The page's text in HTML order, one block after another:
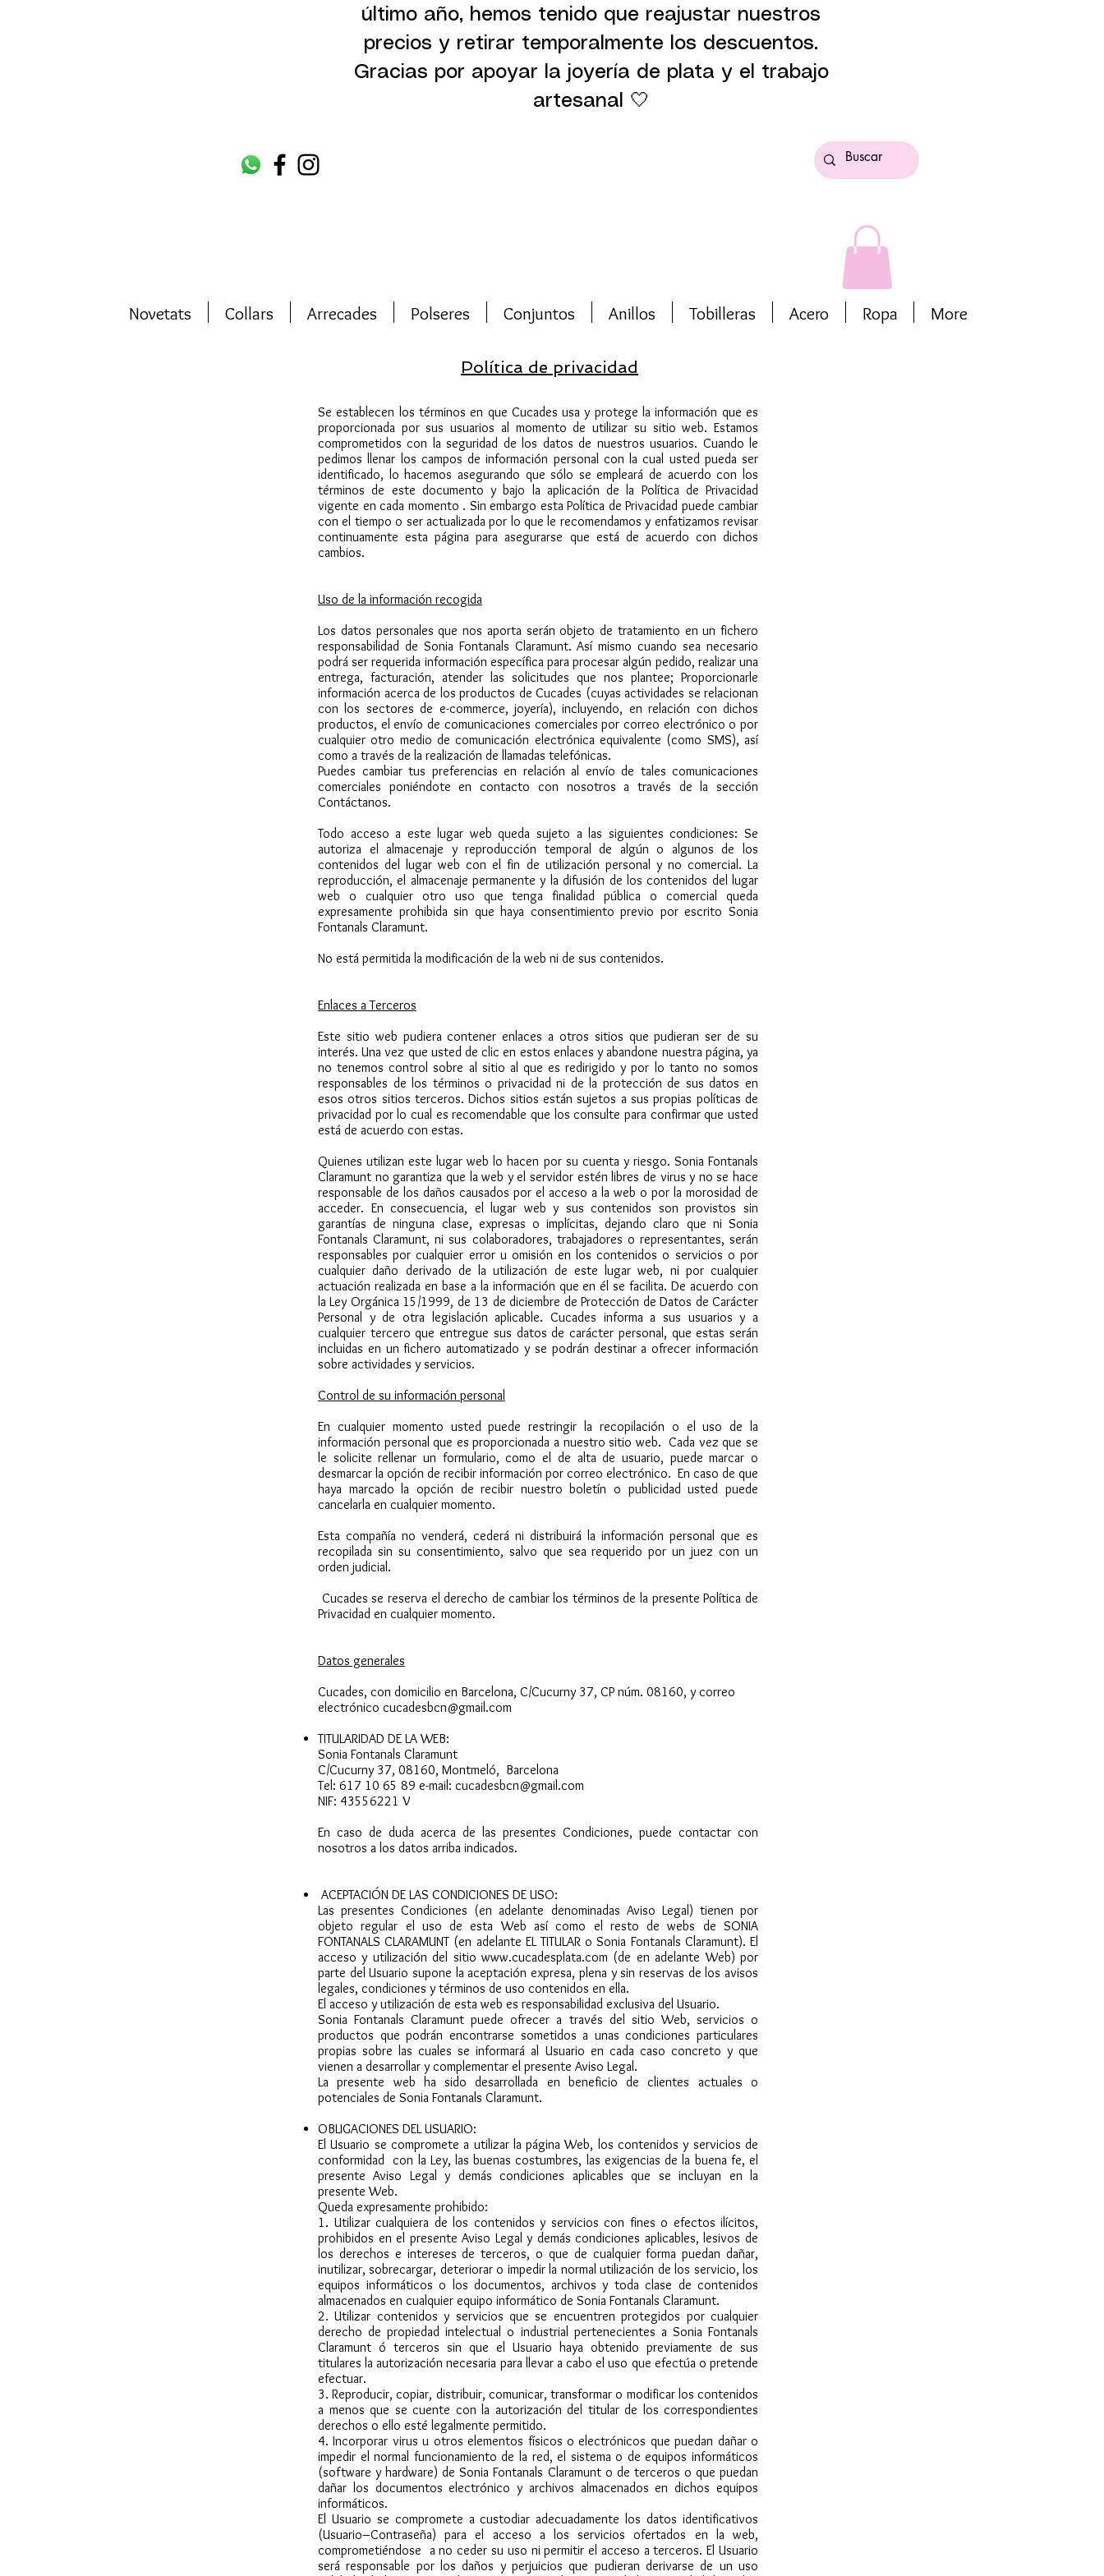
último año, hemos tenido que reajustar nuestros
precios y retirar temporalmente los descuentos.
Gracias por apoyar la joyería de plata y el trabajo
artesanal 🤍
Novetats Collars Arrecades Polseres Conjuntos Anillos Tobilleras Acero Ropa More
Política de privacidad
Se establecen los términos en que Cucades usa y protege la información que es
proporcionada por sus usuarios al momento de utilizar su sitio web. Estamos
comprometidos con la seguridad de los datos de nuestros usuarios. Cuando le
pedimos llenar los campos de información personal con la cual usted pueda ser
identificado, lo hacemos asegurando que sólo se empleará de acuerdo con los
términos de este documento y bajo la aplicación de la Política de Privacidad
vigente en cada momento . Sin embargo esta Política de Privacidad puede cambiar
con el tiempo o ser actualizada por lo que le recomendamos y enfatizamos revisar
continuamente esta página para asegurarse que está de acuerdo con dichos
cambios.
Uso de la información recogida
Los datos personales que nos aporta serán objeto de tratamiento en un fichero
responsabilidad de Sonia Fontanals Claramunt. Así mismo cuando sea necesario
podrá ser requerida información específica para procesar algún pedido, realizar una
entrega, facturación, atender las solicitudes que nos plantee; Proporcionarle
información acerca de los productos de Cucades (cuyas actividades se relacionan
con los sectores de e-commerce, joyería), incluyendo, en relación con dichos
productos, el envío de comunicaciones comerciales por correo electrónico o por
cualquier otro medio de comunicación electrónica equivalente (como SMS), así
como a través de la realización de llamadas telefónicas.
Puedes cambiar tus preferencias en relación al envío de tales comunicaciones
comerciales poniéndote en contacto con nosotros a través de la sección
Contáctanos.
Todo acceso a este lugar web queda sujeto a las siguientes condiciones: Se
autoriza el almacenaje y reproducción temporal de algún o algunos de los
contenidos del lugar web con el fin de utilización personal y no comercial. La
reproducción, el almacenaje permanente y la difusión de los contenidos del lugar
web o cualquier otro uso que tenga finalidad pública o comercial queda
expresamente prohibida sin que haya consentimiento previo por escrito Sonia
Fontanals Claramunt.
No está permitida la modificación de la web ni de sus contenidos.
Enlaces a Terceros
Este sitio web pudiera contener enlaces a otros sitios que pudieran ser de su
interés. Una vez que usted de clic en estos enlaces y abandone nuestra página, ya
no tenemos control sobre al sitio al que es redirigido y por lo tanto no somos
responsables de los términos o privacidad ni de la protección de sus datos en
esos otros sitios terceros. Dichos sitios están sujetos a sus propias políticas de
privacidad por lo cual es recomendable que los consulte para confirmar que usted
está de acuerdo con estas.
Quienes utilizan este lugar web lo hacen por su cuenta y riesgo. Sonia Fontanals
Claramunt no garantiza que la web y el servidor estén libres de virus y no se hace
responsable de los daños causados por el acceso a la web o por la morosidad de
acceder. En consecuencia, el lugar web y sus contenidos son provistos sin
garantías de ninguna clase, expresas o implícitas, dejando claro que ni Sonia
Fontanals Claramunt, ni sus colaboradores, trabajadores o representantes, serán
responsables por cualquier error u omisión en los contenidos o servicios o por
cualquier daño derivado de la utilización de este lugar web, ni por cualquier
actuación realizada en base a la información que en él se facilita. De acuerdo con
la Ley Orgánica 15/1999, de 13 de diciembre de Protección de Datos de Carácter
Personal y de otra legislación aplicable. Cucades informa a sus usuarios y a
cualquier tercero que entregue sus datos de carácter personal, que estas serán
incluidas en un fichero automatizado y se podrán destinar a ofrecer información
sobre actividades y servicios.
Control de su información personal
En cualquier momento usted puede restringir la recopilación o el uso de la
información personal que es proporcionada a nuestro sitio web. Cada vez que se
le solicite rellenar un formulario, como el de alta de usuario, puede marcar o
desmarcar la opción de recibir información por correo electrónico. En caso de que
haya marcado la opción de recibir nuestro boletín o publicidad usted puede
cancelarla en cualquier momento.
Esta compañía no venderá, cederá ni distribuirá la información personal que es
recopilada sin su consentimiento, salvo que sea requerido por un juez con un
orden judicial.
Cucades se reserva el derecho de cambiar los términos de la presente Política de
Privacidad en cualquier momento.
Datos generales
Cucades, con domicilio en Barcelona, C/Cucurny 37, CP núm. 08160, y correo
electrónico cucadesbcn@gmail.com
TITULARIDAD DE LA WEB:
Sonia Fontanals Claramunt
C/Cucurny 37, 08160, Montmeló, Barcelona
Tel: 617 10 65 89 e-mail: cucadesbcn@gmail.com
NIF: 43556221 V
En caso de duda acerca de las presentes Condiciones, puede contactar con
nosotros a los datos arriba indicados.
ACEPTACIÓN DE LAS CONDICIONES DE USO:
Las presentes Condiciones (en adelante denominadas Aviso Legal) tienen por
objeto regular el uso de esta Web así como el resto de webs de SONIA
FONTANALS CLARAMUNT (en adelante EL TITULAR o Sonia Fontanals Claramunt). El
acceso y utilización del sitio www.cucadesplata.com (de en adelante Web) por
parte del Usuario supone la aceptación expresa, plena y sin reservas de los avisos
legales, condiciones y términos de uso contenidos en ella.
El acceso y utilización de esta web es responsabilidad exclusiva del Usuario.
Sonia Fontanals Claramunt puede ofrecer a través del sitio Web, servicios o
productos que podrán encontrarse sometidos a unas condiciones particulares
propias sobre las cuales se informará al Usuario en cada caso concreto y que
vienen a desarrollar y complementar el presente Aviso Legal.
La presente web ha sido desarrollada en beneficio de clientes actuales o
potenciales de Sonia Fontanals Claramunt.
OBLIGACIONES DEL USUARIO:
El Usuario se compromete a utilizar la página Web, los contenidos y servicios de
conformidad con la Ley, las buenas costumbres, las exigencias de la buena fe, el
presente Aviso Legal y demás condiciones aplicables que se incluyan en la
presente Web.
Queda expresamente prohibido:
1. Utilizar cualquiera de los contenidos y servicios con fines o efectos ilícitos,
prohibidos en el presente Aviso Legal y demás condiciones aplicables, lesivos de
los derechos e intereses de terceros, o que de cualquier forma puedan dañar,
inutilizar, sobrecargar, deteriorar o impedir la normal utilización de los servicio, los
equipos informáticos o los documentos, archivos y toda clase de contenidos
almacenados en cualquier equipo informático de Sonia Fontanals Claramunt.
2. Utilizar contenidos y servicios que se encuentren protegidos por cualquier
derecho de propiedad intelectual o industrial pertenecientes a Sonia Fontanals
Claramunt ó terceros sin que el Usuario haya obtenido previamente de sus
titulares la autorización necesaria para llevar a cabo el uso que efectúa o pretende
efectuar.
3. Reproducir, copiar, distribuir, comunicar, transformar o modificar los contenidos
a menos que se cuente con la autorización del titular de los correspondientes
derechos o ello esté legalmente permitido.
4. Incorporar virus u otros elementos físicos o electrónicos que puedan dañar o
impedir el normal funcionamiento de la red, el sistema o de equipos informáticos
(software y hardware) de Sonia Fontanals Claramunt o de terceros o que puedan
dañar los documentos electrónico y archivos almacenados en dichos equipos
informáticos.
El Usuario se compromete a custodiar adecuadamente los datos identificativos
(Usuario–Contraseña) para el acceso a los servicios ofertados en la web,
comprometiéndose a no ceder su uso ni permitir el acceso a terceros. El Usuario
será responsable por los daños y perjuicios que pudieran derivarse de un uso